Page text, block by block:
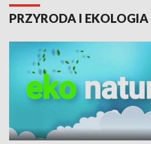
PRZYRODA I EKOLOGIA